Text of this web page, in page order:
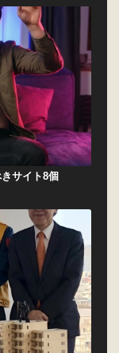
サイト8個